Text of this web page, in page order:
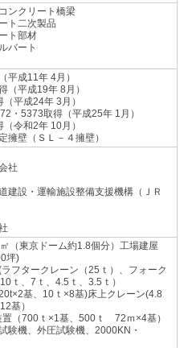
ンクリート橋梁
ト二次製品
ト部材
バート
平成11年 4月）
（平成19年 8月）
平成24年 3月）
5373取得（平成25年 1月）
令和2年 10月）
擁壁（ＳＬ－４擁壁）
通省
株式会社
産省
建設・運輸施設整備支援機構（ＪＲ
（東京ドーム約1.8個分）工場建屋
坪)
フタークレーン（25ｔ）、フォーク
ｔ、7ｔ、4.5ｔ、3.5ｔ）
基、10ｔ×8基)床上クレーン(4.8
基）
置（700ｔ×1基、500ｔ 72ｍ×4基）
験機、外圧試験機、2000KN・